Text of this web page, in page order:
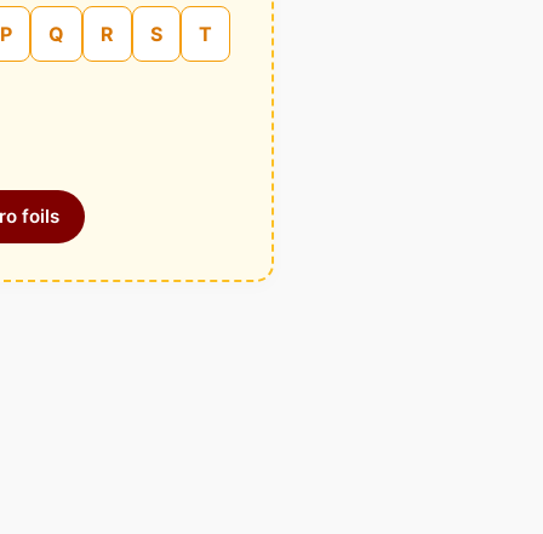
P Q R S T
foils